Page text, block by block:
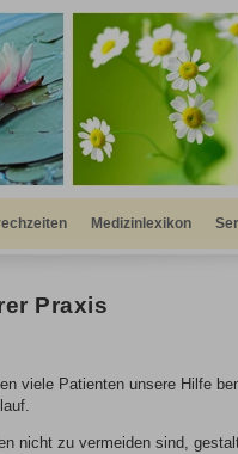
Medizinlexikon
Praxis
viele Patienten unsere Hilfe
nicht zu vermeiden sind,